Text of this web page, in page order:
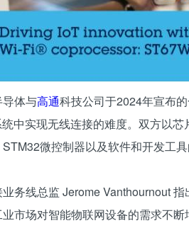
体与高通科技公司于2024年宣布
中实现无线连接的难度。双方以
微控制器以及软件和开发工
务线总监 Jerome Vanthournout
市场对智能物联网设备的需求不